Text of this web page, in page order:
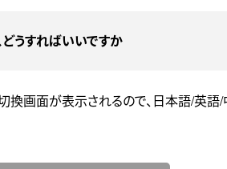
うすればいいですか
画面が表示されるので、日本語/英語/